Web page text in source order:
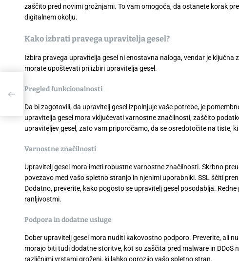
zaščito pred novimi grožnjami. To vam omogoča, da ostanete korak
digitalnem okolju.
Kako izbrati pravega upravitelja gesel?
Izbira pravega upravitelja gesel ni enostavna naloga, vendar je
morate upoštevati pri izbiri upravitelja gesel.
Pregled funkcionalnosti
Da bi zagotovili, da upravitelj gesel izpolnjuje vaše potrebe, je
upravitelja gesel mora vključevati varnostne značilnosti, zaščito
upraviteljev gesel, zato vam priporočamo, da se osredotočite na tiste,
Varnostne značilnosti
Upravitelj gesel mora imeti robustne varnostne značilnosti. Skrbno
povezavo med vašo spletno stranjo in njenimi uporabniki. SSL ščiti
Dodatno, preverite, kako pogosto se upravitelj gesel posodablja.
ranljivostmi.
Podpora in dodatne usluge
Dober upravitelj gesel mora nuditi kakovostno podporo. Preverite, ali
morajo biti tudi dodatne storitve, kot so zaščita pred malware in DDoS
različnimi vrstami groženj, ki lahko ogrozijo vašo spletno stran.